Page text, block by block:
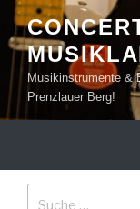
Zum
Inhalt
springen
Musikinstrumente &
Prenzlauer Berg!